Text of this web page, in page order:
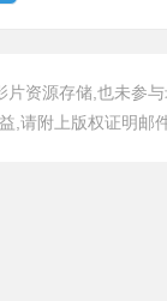
资源存储,也未参
,请附上版权证明